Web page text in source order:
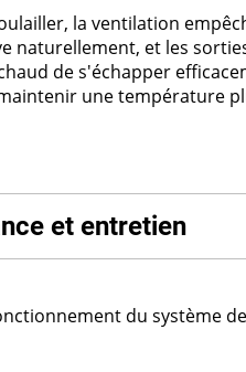
la ventilation
naturellement, et les
de s'échapper
une température
et entretien
du système